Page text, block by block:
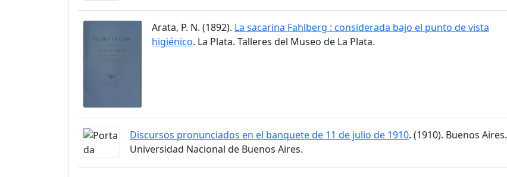
Arata, P. N. (1892). La sacarina Fahlberg : considerada bajo el punto de vista
higiénico. La Plata. Talleres del Museo de La Plata.
Discursos pronunciados en el banquete de 11 de julio de 1910. (1910). Buenos Aires.
Universidad Nacional de Buenos Aires.